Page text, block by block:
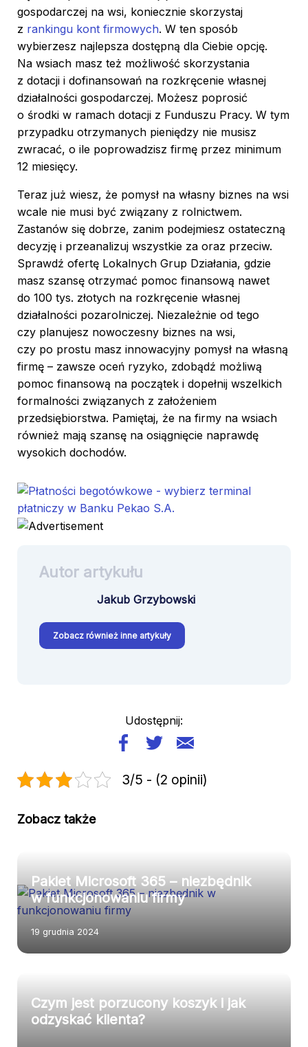
gospodarczej na wsi, koniecznie skorzystaj
z rankingu kont firmowych. W ten sposób
wybierzesz najlepsza dostępną dla Ciebie opcję.
Na wsiach masz też możliwość skorzystania
z dotacji i dofinansowań na rozkręcenie własnej
działalności gospodarczej. Możesz poprosić
o środki w ramach dotacji z Funduszu Pracy. W tym
przypadku otrzymanych pieniędzy nie musisz
zwracać, o ile poprowadzisz firmę przez minimum
12 miesięcy.
Teraz już wiesz, że pomysł na własny biznes na wsi
wcale nie musi być związany z rolnictwem.
Zastanów się dobrze, zanim podejmiesz ostateczną
decyzję i przeanalizuj wszystkie za oraz przeciw.
Sprawdź ofertę Lokalnych Grup Działania, gdzie
masz szansę otrzymać pomoc finansową nawet
do 100 tys. złotych na rozkręcenie własnej
działalności pozarolniczej. Niezależnie od tego
czy planujesz nowoczesny biznes na wsi,
czy po prostu masz innowacyjny pomysł na własną
firmę – zawsze oceń ryzyko, zdobądź możliwą
pomoc finansową na początek i dopełnij wszelkich
formalności związanych z założeniem
przedsiębiorstwa. Pamiętaj, że na firmy na wsiach
również mają szansę na osiągnięcie naprawdę
wysokich dochodów.
Autor artykułu
Jakub Grzybowski
Zobacz również inne artykuły
Udostępnij:
3/5 - (2 opinii)
Zobacz także
Pakiet Microsoft 365 – niezbędnik
w funkcjonowaniu firmy
19 grudnia 2024
Czym jest porzucony koszyk i jak
odzyskać klienta?
Dostosujemy się do Ciebie
Używamy ciasteczek, dzięki którym nasza strona jest dla
Ciebie bardziej przyjazna i działa niezawodnie.
Twoich zainteresowań.
Jeśli się nie zgodzisz, reklamy nadal będą się
wyświetlać, ale nie będą dopasowane do Ciebie
Ustawienia ciasteczek
Poniżej możesz sprawdzić, jakie dane zbieramy w
ciasteczkach i po co je zbieramy.
Nie na wszystkie musisz się zgodzić.
Oświadczenie o prywatności
Rozumiem